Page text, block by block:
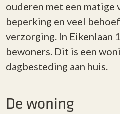
ouderen met een matige
beperking en veel
verzorging. In Eikenlaan
bewoners. Dit is een
dagbesteding aan huis.
De woning